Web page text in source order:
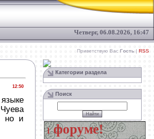
Четверг, 06.08.2026, 16:47
Приветствую Вас Гость | RSS
12:50
но и
Категории раздела
Поиск
на форуме!